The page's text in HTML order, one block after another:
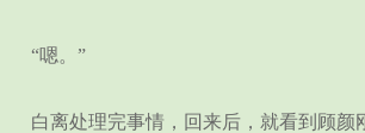
“嗯。”
白离处理完事情，回来后，就看到顾颜